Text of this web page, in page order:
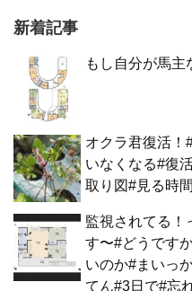
新着記事
もし自分が馬主
オクラ君復活！
いなくなる#復
取り図#見る時
監視されてる！
す〜#どうです
いのか#まいっ
てん#3日で#忘